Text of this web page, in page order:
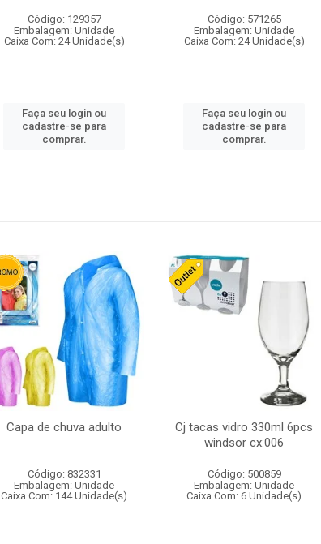
Código: 129357
Embalagem: Unidade
Caixa Com: 24 Unidade(s)
Faça seu login ou
cadastre-se para
comprar.
Código: 571265
Embalagem: Unidade
Caixa Com: 24 Unidade(s)
Faça seu login ou
cadastre-se para
comprar.
Capa de chuva adulto
Código: 832331
Embalagem: Unidade
Caixa Com: 144 Unidade(s)
Cj tacas vidro 330ml 6pcs
windsor cx:006
Código: 500859
Embalagem: Unidade
Caixa Com: 6 Unidade(s)